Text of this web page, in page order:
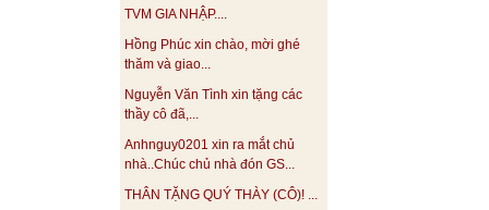
TVM GIA NHẬP....
Hồng Phúc xin chào, mời ghé
thăm và giao...
Nguyễn Văn Tình xin tặng các
thầy cô đã,...
Anhnguy0201 xin ra mắt chủ
nhà..Chúc chủ nhà đón GS...
THÂN TẶNG QUÝ THÀY (CÔ)! ...